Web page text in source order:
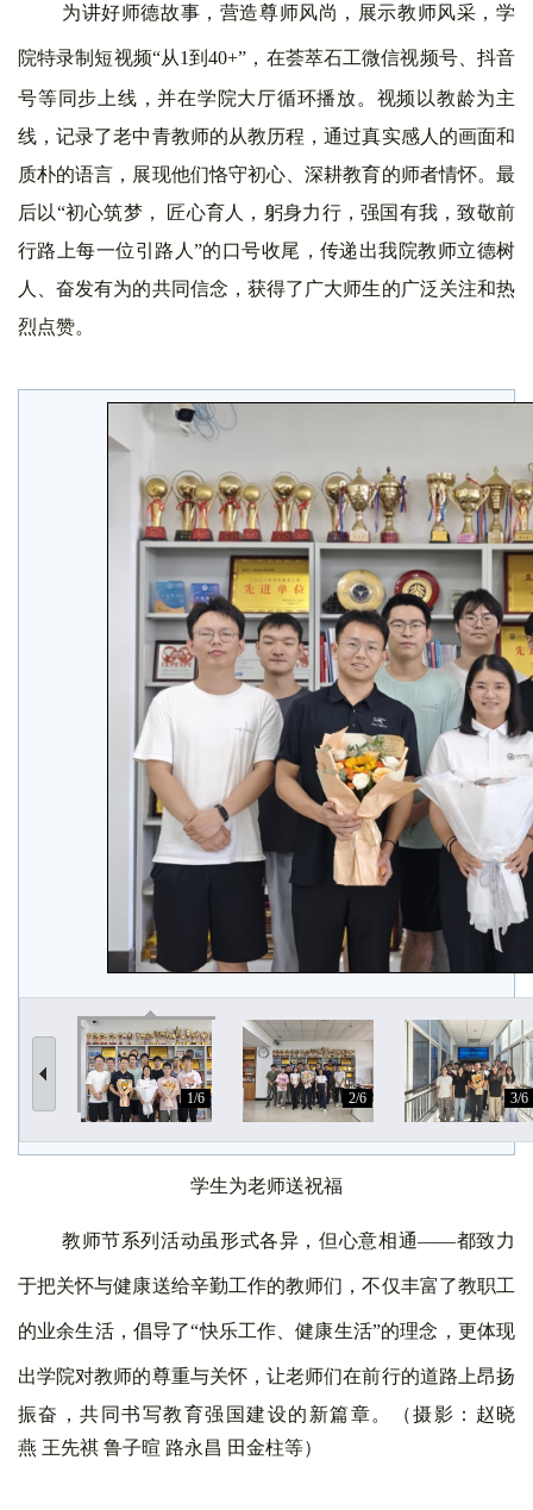
为讲好师德故事，营造尊师风尚，展示教师风采，学
院特录制短视频“从1到40+”，在荟萃石工微信视频号、抖音
号等同步上线，并在学院大厅循环播放。视频以教龄为主
线，记录了老中青教师的从教历程，通过真实感人的画面和
质朴的语言，展现他们恪守初心、深耕教育的师者情怀。最
后以“初心筑梦， 匠心育人，躬身力行，强国有我，致敬前
行路上每一位引路人”的口号收尾，传递出我院教师立德树
人、奋发有为的共同信念，获得了广大师生的广泛关注和热
烈点赞。
1/6 2/6 3/6
学生为老师送祝福
教师节系列活动虽形式各异，但心意相通——都致力
于把关怀与健康送给辛勤工作的教师们，不仅丰富了教职工
的业余生活，倡导了“快乐工作、健康生活”的理念，更体现
出学院对教师的尊重与关怀，让老师们在前行的道路上昂扬
振奋，共同书写教育强国建设的新篇章。（摄影：赵晓
燕 王先祺 鲁子暄 路永昌 田金柱等）